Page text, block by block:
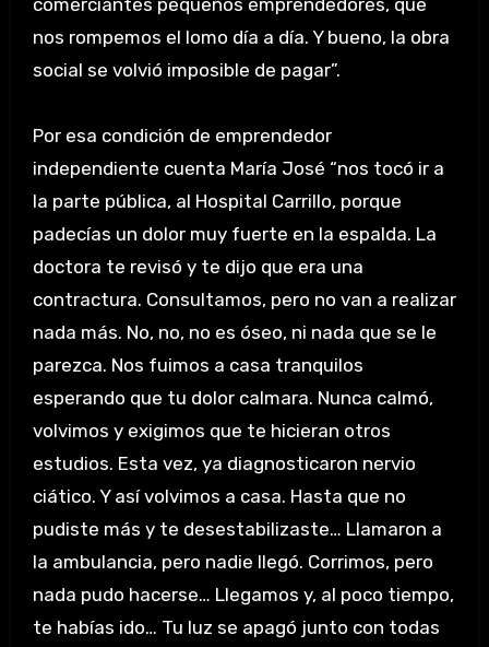
nos rompemos el lomo día a día. Y bueno, la obra
social se volvió imposible de pagar”.
Por esa condición de emprendedor
independiente cuenta María José “nos tocó ir a
la parte pública, al Hospital Carrillo, porque
padecías un dolor muy fuerte en la espalda. La
doctora te revisó y te dijo que era una
contractura. Consultamos, pero no van a realizar
nada más. No, no, no es óseo, ni nada que se le
parezca. Nos fuimos a casa tranquilos
esperando que tu dolor calmara. Nunca calmó,
volvimos y exigimos que te hicieran otros
estudios. Esta vez, ya diagnosticaron nervio
ciático. Y así volvimos a casa. Hasta que no
pudiste más y te desestabilizaste… Llamaron a
la ambulancia, pero nadie llegó. Corrimos, pero
nada pudo hacerse… Llegamos y, al poco tiempo,
te habías ido… Tu luz se apagó junto con todas